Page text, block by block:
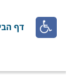
 דף